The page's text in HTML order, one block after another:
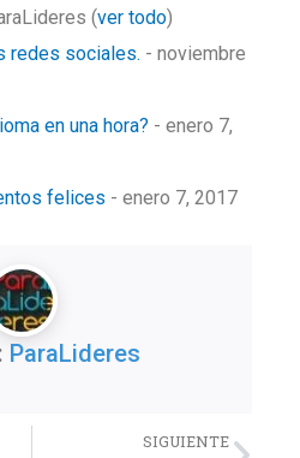
(ver todo)
redes sociales. - noviembre
en una hora? - enero 7,
felices - enero 7, 2017
ParaLideres
SIGUIENTE